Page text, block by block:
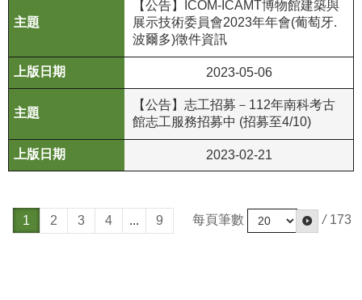
【公告】ICOM-ICAMT博物館建築與
展示技術委員會2023年年會(葡萄牙.
波爾多)徵件資訊
2023-05-06
【公告】志工招募－112年南科考古
館志工服務招募中 (招募至4/10)
2023-02-21
1 2 3 4 ... 9 每頁筆數 / 173